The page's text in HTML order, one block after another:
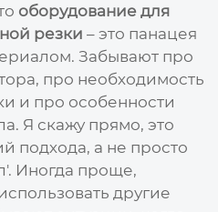
оборудование для
резки – это панацея
Забывают про
про необходимость
и про особенности
Я скажу прямо, это
подхода, а не просто
Иногда проще,
другие